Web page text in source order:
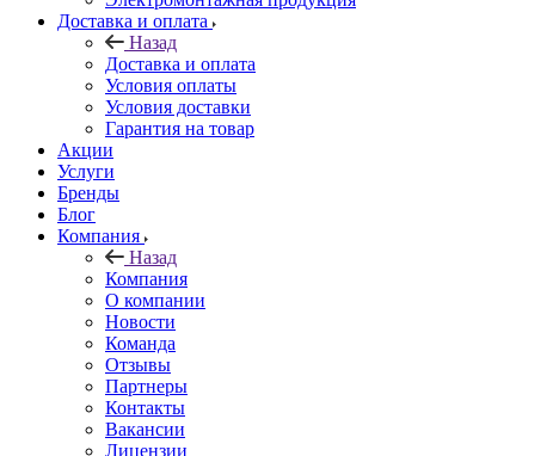
Доставка и оплата
Назад
Доставка и оплата
Условия оплаты
Условия доставки
Гарантия на товар
Акции
Услуги
Бренды
Блог
Компания
Назад
Компания
О компании
Новости
Команда
Отзывы
Партнеры
Контакты
Вакансии
Лицензии